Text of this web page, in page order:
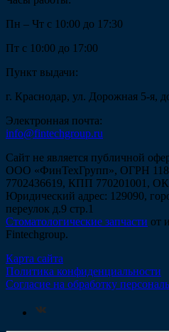
Пн – Чт с 10:00 до 17:30
Пт с 10:00 до 17:00
Пункт выдачи:
г. Краснодар, ул. Дорожная 5-я,
Электронная почта:
info@fintechgroup.ru
Сайт не является публичной
ООО «ФинТехГрупп», ОГРН
7702436619, КПП 770201001,
Юридический адрес: 129090,
переулок д.9 стр.1
Стоматологические запчасти от
Fintechgroup.
Карта сайта
Политика конфиденциальности
Согласие на обработку